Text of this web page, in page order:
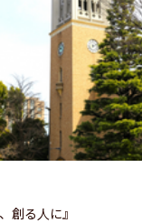
創る人に』